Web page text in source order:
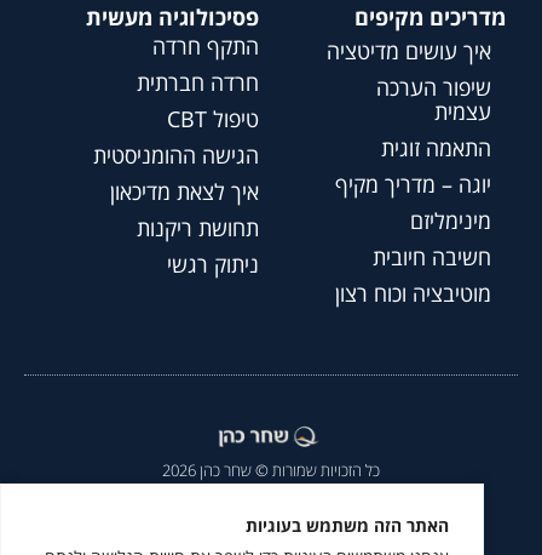
האתר הזה משתמש בעוגיות
מדריכים מקיפים
איך עושים מדיטציה
שיפור הערכה
עצמית
התאמה זוגית
יוגה – מדריך מקיף
מינימליזם
חשיבה חיובית
מוטיבציה וכוח רצון
פסיכולוגיה מעשית
התקף חרדה
חרדה חברתית
טיפול CBT
הגישה ההומניסטית
איך לצאת מדיכאון
תחושת ריקנות
ניתוק רגשי
כל הזכויות שמורות © שחר כהן 2026
הצהרת נגישות|מדיניות פרטיות